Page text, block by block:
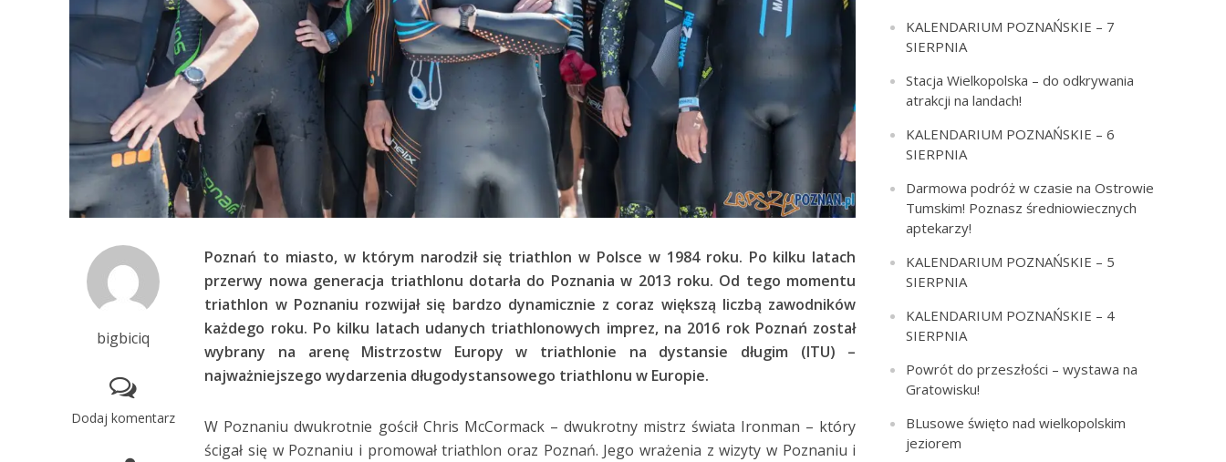
bigbiciq
Dodaj komentarz
Poznań to miasto, w którym narodził się triathlon w Polsce w 1984 roku. Po kilku latach
przerwy nowa generacja triathlonu dotarła do Poznania w 2013 roku. Od tego momentu
triathlon w Poznaniu rozwijał się bardzo dynamicznie z coraz większą liczbą zawodników
każdego roku. Po kilku latach udanych triathlonowych imprez, na 2016 rok Poznań został
wybrany na arenę Mistrzostw Europy w triathlonie na dystansie długim (ITU) –
najważniejszego wydarzenia długodystansowego triathlonu w Europie.
W Poznaniu dwukrotnie gościł Chris McCormack – dwukrotny mistrz świata Ironman – który
ścigał się w Poznaniu i promował triathlon oraz Poznań. Jego wrażenia z wizyty w Poznaniu i
KALENDARIUM POZNAŃSKIE – 7
SIERPNIA
Stacja Wielkopolska – do odkrywania
atrakcji na landach!
KALENDARIUM POZNAŃSKIE – 6
SIERPNIA
Darmowa podróż w czasie na Ostrowie
Tumskim! Poznasz średniowiecznych
aptekarzy!
KALENDARIUM POZNAŃSKIE – 5
SIERPNIA
KALENDARIUM POZNAŃSKIE – 4
SIERPNIA
Powrót do przeszłości – wystawa na
Gratowisku!
BLusowe święto nad wielkopolskim
jeziorem